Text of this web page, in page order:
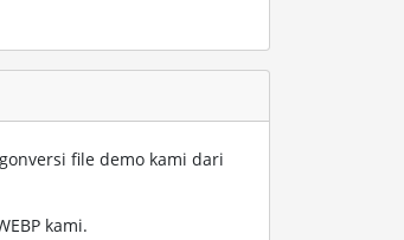
file demo kami dari
kami.